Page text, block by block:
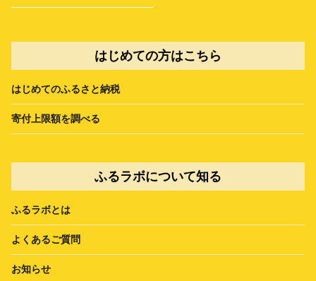
はじめての方はこちら
はじめてのふるさと納税
寄付上限額を調べる
ふるラボについて知る
ふるラボとは
よくあるご質問
お知らせ